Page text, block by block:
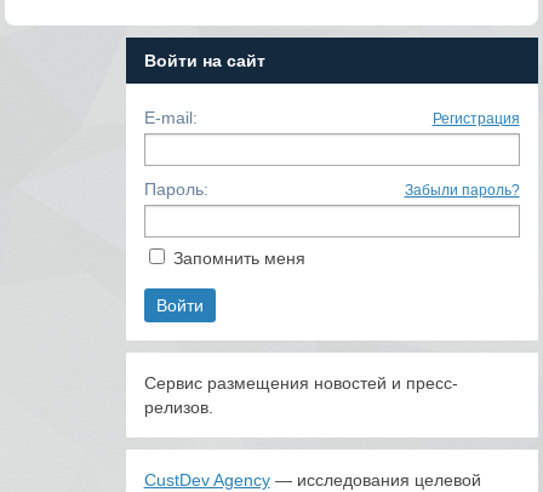
Войти на сайт
E-mail: Регистрация
Пароль: Забыли пароль?
Запомнить меня
Сервис размещения новостей и пресс-
релизов.
CustDev Agency— исследования целевой